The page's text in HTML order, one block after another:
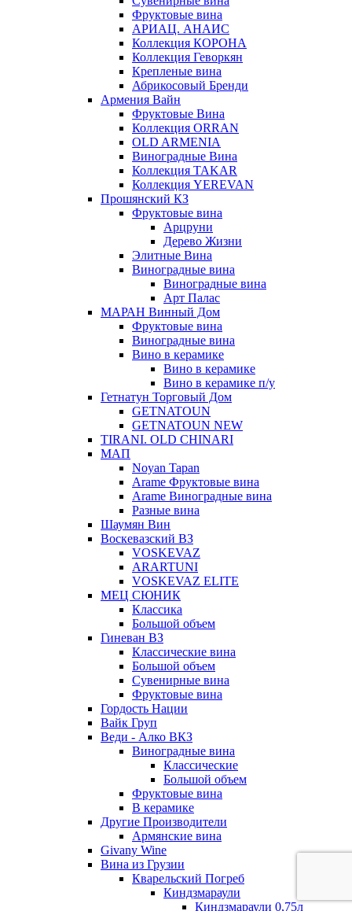
Фруктовые вина
АРИАЦ. АНАИС
Коллекция КОРОНА
Коллекция Геворкян
Крепленые вина
Абрикосовый Бренди
Армения Вайн
Фруктовые Вина
Коллекция ORRAN
OLD ARMENIA
Виноградные Вина
Коллекция TAKAR
Коллекция YEREVAN
Прошянский КЗ
Фруктовые вина
Арцруни
Дерево Жизни
Элитные Вина
Виноградные вина
Виноградные вина
Арт Палас
МАРАН Винный Дом
Фруктовые вина
Виноградные вина
Вино в керамике
Вино в керамике
Вино в керамике п/у
Гетнатун Торговый Дом
GETNATOUN
GETNATOUN NEW
TIRANI. OLD CHINARI
МАП
Noyan Tapan
Arame Фруктовые вина
Arame Виноградные вина
Разные вина
Шаумян Вин
Воскевазский ВЗ
VOSKEVAZ
ARARTUNI
VOSKEVAZ ELITE
МЕЦ СЮНИК
Классика
Большой объем
Гиневан ВЗ
Классические вина
Большой объем
Сувенирные вина
Фруктовые вина
Гордость Нации
Вайк Груп
Веди - Алко ВКЗ
Виноградные вина
Классические
Большой объем
Фруктовые вина
В керамике
Другие Производители
Армянские вина
Givany Wine
Вина из Грузии
Кварельский Погреб
Киндзмараули
Киндзмараули 0,75л